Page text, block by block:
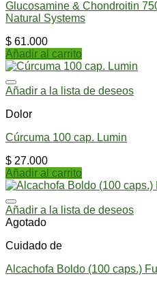
Glucosamine & Chondroitin
Natural Systems
$ 61.000
Añadir al carrito
Añadir a la lista de deseos
Dolor
Cúrcuma 100 cap. Lumin
$ 27.000
Añadir al carrito
Añadir a la lista de deseos
Agotado
Cuidado de
Alcachofa Boldo (100 caps.)